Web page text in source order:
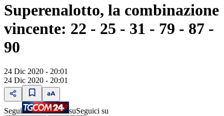
Superenalotto, la combinazione
vincente: 22 - 25 - 31 - 79 - 87 -
90
24 Dic 2020 - 20:01
24 Dic 2020 - 20:01
Segui suSeguici su